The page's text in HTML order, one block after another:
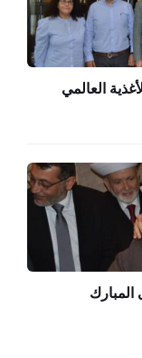
العالمي